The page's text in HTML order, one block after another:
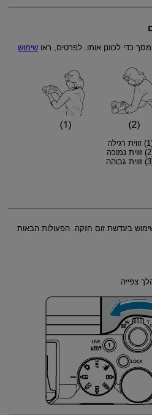
כדי לכוונן אותו. לפרטים, ראו שימוש
בעדשת זום חזקה. הפעולות הבאות
צפייה